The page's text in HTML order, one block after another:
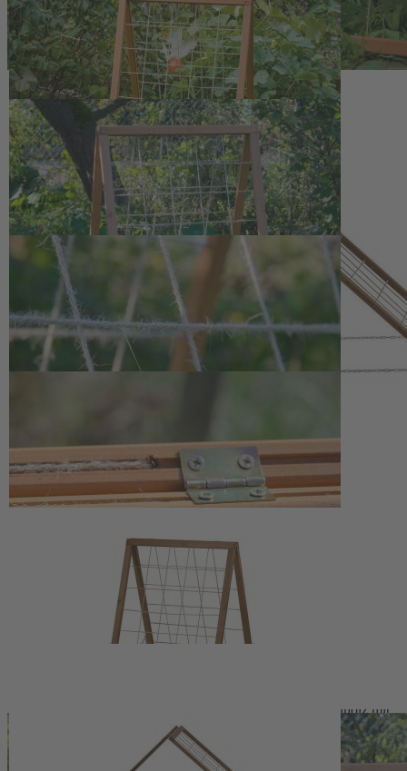
Rankhilfe klappbar
62,50 € inkl. MwSt.
Zum Warenkorb hinzufügen
Zur Wunschliste hinzufügen
Sofort lieferbar
Praktische Rankhilfe klappbar aus Kiefernholz mit Jutesträngen für
platzsparendes, ertragreiches Wachstum von Gemüse.
Beschreibung
Stabile Unterstützung für vertikales
Wachstum im Beet
Die Rankhilfe klappbar aus FSC®-zertifiziertem Kiefernholz und
robusten Jutesträngen schafft auf natürliche Weise Struktur im
Wachstum wird die vorhandene Fläche optimal genutzt, was den
Anbau auf kleinerem Raum erleichtert und die Ernte übersichtlich
zugänglich macht. Die Konstruktion lässt sich bei Bedarf umstellen
oder platzsparend lagern, wenn sie nicht im Einsatz ist.
Das fein gearbeitete Holzgestell mit seinem gleichmäßigen Netz aus
Jute fügt sich harmonisch in naturnahe Pflanzungen ein und
unterstützt eine übersichtliche Kulturführung. Die Maße von 55 x 80
x 108 cm sind so gewählt, dass die Rankhilfe sowohl in klassischen
Beeten als auch an Hochbeeten flexibel eingesetzt werden kann. Für
eine möglichst lange Haltbarkeit sollte die Holzschutzlasur
regelmäßig erneuert werden, damit die Oberfläche vor
Rankhilfe klappbar aus FSC®-zertifiziertem Kiefernholz mit
Maße: ca. 55 x 80 x 108 cm
Für Rank- und Kletterpflanzen wie Tomaten, Gurken oder